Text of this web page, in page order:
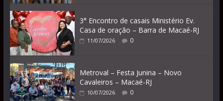
3° Encontro de casais Ministério Ev.
Casa de oração – Barra de Macaé-RJ
11/07/2026 0
Metroval – Festa Junina – Novo
Cavaleiros – Macaé-RJ
10/07/2026 0